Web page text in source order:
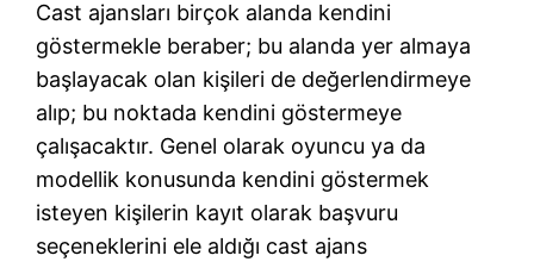
Cast ajansları birçok alanda kendini
göstermekle beraber; bu alanda yer almaya
başlayacak olan kişileri de değerlendirmeye
alıp; bu noktada kendini göstermeye
çalışacaktır. Genel olarak oyuncu ya da
modellik konusunda kendini göstermek
isteyen kişilerin kayıt olarak başvuru
seçeneklerini ele aldığı cast ajans